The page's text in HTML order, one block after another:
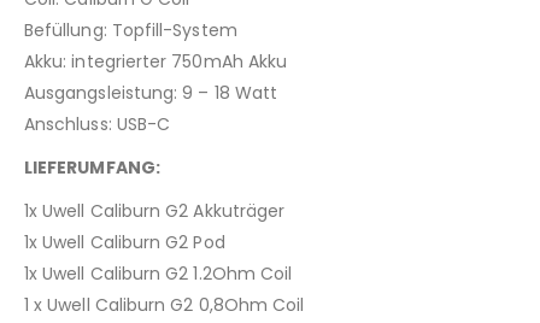
Befüllung: Topfill-System
Akku: integrierter 750mAh Akku
Ausgangsleistung: 9 – 18 Watt
Anschluss: USB-C
LIEFERUMFANG:
1x Uwell Caliburn G2 Akkuträger
1x Uwell Caliburn G2 Pod
1x Uwell Caliburn G2 1.2Ohm Coil
1 x Uwell Caliburn G2 0,8Ohm Coil